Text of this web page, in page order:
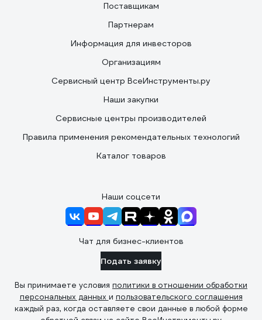
Поставщикам
Партнерам
Информация для инвесторов
Организациям
Сервисный центр ВсеИнструменты.ру
Наши закупки
Сервисные центры производителей
Правила применения рекомендательных технологий
Каталог товаров
Наши соцсети
Чат для бизнес-клиентов
Подать заявку
Вы принимаете условия политики в отношении обработки
персональных данных и пользовательского соглашения
каждый раз, когда оставляете свои данные в любой форме